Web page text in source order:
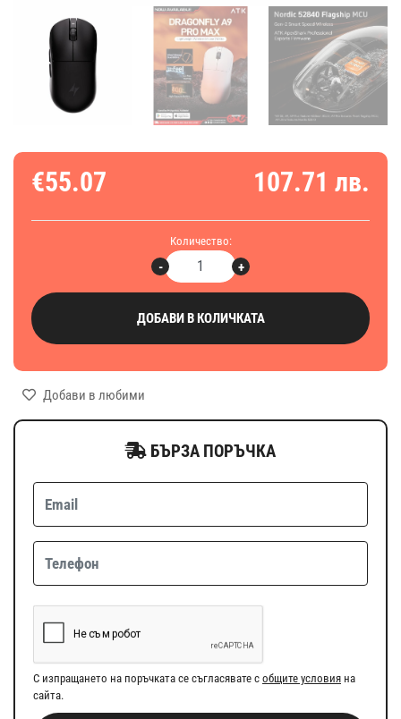
€55.07 107.71 лв.
Количество:
+
-
ДОБАВИ В КОЛИЧКАТА
Добави в любими
БЪРЗА ПОРЪЧКА
С изпращането на поръчката се съгласявате с общите условия на
сайта.